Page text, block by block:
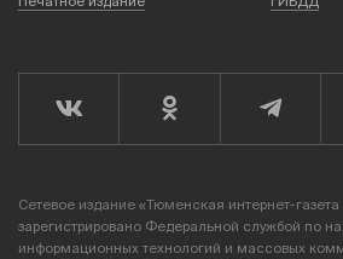
Сетевое издание «Тюменская интернет-газета
зарегистрировано Федеральной службой по
информационных технологий и массовых